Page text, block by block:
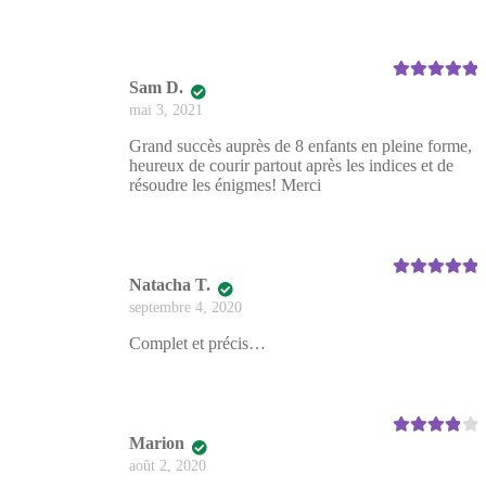
Sam D.
mai 3, 2021
Grand succès auprès de 8 enfants en pleine forme,
heureux de courir partout après les indices et de
résoudre les énigmes! Merci
Natacha T.
septembre 4, 2020
Complet et précis…
Marion
août 2, 2020